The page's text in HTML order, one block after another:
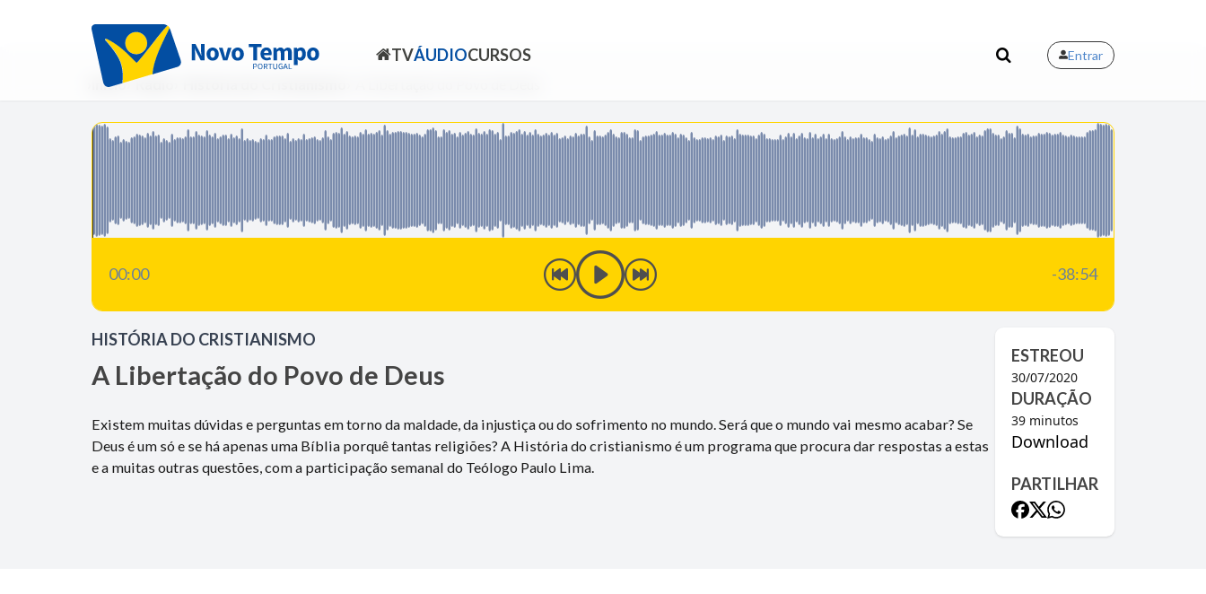
TVÁUDIOCURSOS Entrar
Início Rádio
00:00 -38:54
HISTÓRIA DO CRISTIANISMO
A Libertação do Povo de Deus
Existem muitas dúvidas e perguntas em torno da maldade, da injustiça ou do sofrimento no mundo. Será que o mundo vai mesmo acabar? Se
Deus é um só e se há apenas uma Bíblia porquê tantas religiões? A História do cristianismo é um programa que procura dar respostas a estas
e a muitas outras questões, com a participação semanal do Teólogo Paulo Lima.
ESTREOU
30/07/2020
DURAÇÃO
39 minutos
Download
PARTILHAR